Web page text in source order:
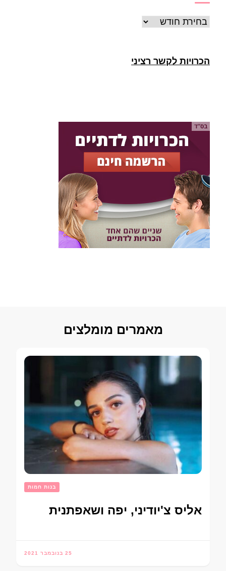
ארכיונים
הכרויות לקשר רציני
מאמרים מומלצים
בנות חמות
אליס צ'יודיני, יפה ושאפתנית
25 בנובמבר 2021